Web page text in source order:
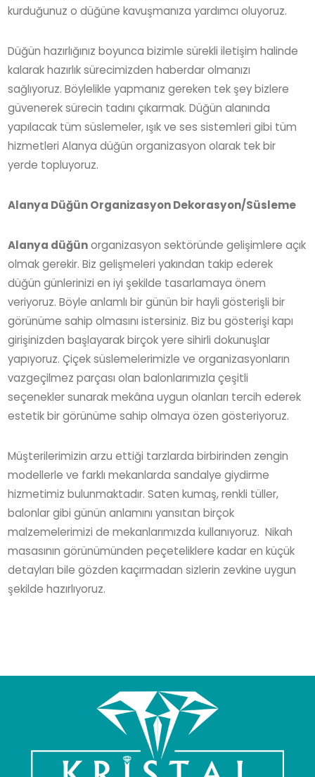
kurduğunuz o düğüne kavuşmanıza yardımcı oluyoruz.
Düğün hazırlığınız boyunca bizimle sürekli iletişim halinde
kalarak hazırlık sürecimizden haberdar olmanızı
sağlıyoruz. Böylelikle yapmanız gereken tek şey bizlere
güvenerek sürecin tadını çıkarmak. Düğün alanında
yapılacak tüm süslemeler, ışık ve ses sistemleri gibi tüm
hizmetleri Alanya düğün organizasyon olarak tek bir
yerde topluyoruz.
Alanya Düğün Organizasyon Dekorasyon/Süsleme
Alanya düğünorganizasyon sektöründe gelişimlere açık
olmak gerekir. Biz gelişmeleri yakından takip ederek
düğün günlerinizi en iyi şekilde tasarlamaya önem
veriyoruz. Böyle anlamlı bir günün bir hayli gösterişli bir
görünüme sahip olmasını istersiniz. Biz bu gösterişi kapı
girişinizden başlayarak birçok yere sihirli dokunuşlar
yapıyoruz. Çiçek süslemelerimizle ve organizasyonların
vazgeçilmez parçası olan balonlarımızla çeşitli
seçenekler sunarak mekâna uygun olanları tercih ederek
estetik bir görünüme sahip olmaya özen gösteriyoruz.
Müşterilerimizin arzu ettiği tarzlarda birbirinden zengin
modellerle ve farklı mekanlarda sandalye giydirme
hizmetimiz bulunmaktadır. Saten kumaş, renkli tüller,
balonlar gibi günün anlamını yansıtan birçok
malzemelerimizi de mekanlarımızda kullanıyoruz. Nikah
masasının görünümünden peçeteliklere kadar en küçük
detayları bile gözden kaçırmadan sizlerin zevkine uygun
şekilde hazırlıyoruz.